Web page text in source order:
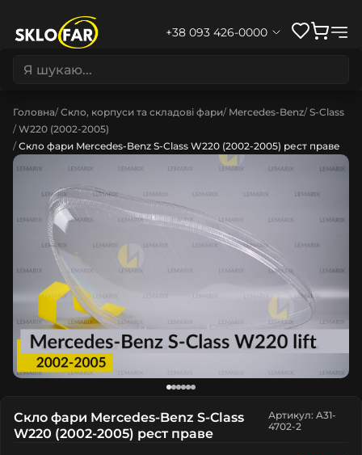
+38 093 426-0000
Головна Скло, корпуси та складові фари Mercedes-Benz S-Class
W220 (2002-2005)
Скло фари Mercedes-Benz S-Class W220 (2002-2005) рест праве
Скло фари Mercedes-Benz S-Class
W220 (2002-2005) рест праве
Артикул: A31-
4702-2